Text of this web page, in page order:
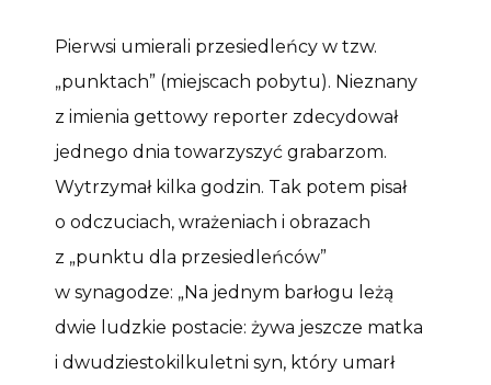
Pierwsi umierali przesiedleńcy w tzw.
„punktach” (miejscach pobytu). Nieznany
z imienia gettowy reporter zdecydował
jednego dnia towarzyszyć grabarzom.
Wytrzymał kilka godzin. Tak potem pisał
o odczuciach, wrażeniach i obrazach
z „punktu dla przesiedleńców”
w synagodze: „Na jednym barłogu leżą
dwie ludzkie postacie: żywa jeszcze matka
i dwudziestokilkuletni syn, który umarł